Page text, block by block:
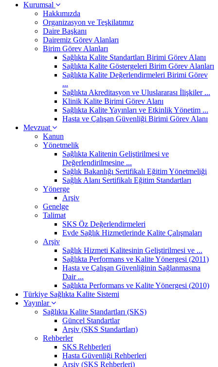
Kurumsal
Hakkımızda
Organizasyon ve Teşkilatımız
Daire Başkanı
Dairemiz Görev Alanları
Birim Görev Alanları
Sağlıkta Kalite Standartları Birimi Görev Alanı
Sağlıkta Kalite Göstergeleri Birim Görev Alanları
Sağlıkta Kalite Değerlendirmeleri Birimi Görev
...
Sağlıkta Akreditasyon ve Uluslararası İlişkiler ...
Klinik Kalite Birimi Görev Alanı
Sağlıkta Kalite Yayınları ve Etkinlik Yönetim ...
Hasta ve Çalışan Güvenliği Birimi Görev Alanı
Mevzuat
Kanun
Yönetmelik
Sağlıkta Kalitenin Geliştirilmesi ve
Değerlendirilmesine ...
Sağlık Bakanlığı Sertifikalı Eğitim Yönetmeliği
Sağlık Alanı Sertifikalı Eğitim Standartları
Yönerge
Arşiv
Genelge
Talimat
SKS Öz Değerlendirmeleri
Evde Sağlık Hizmetlerinde Kalite Çalışmaları
Arşiv
Sağlık Hizmeti Kalitesinin Geliştirilmesi ve ...
Sağlıkta Performans ve Kalite Yönergesi (2011)
Hasta ve Çalışan Güvenliğinin Sağlanmasına
Dair ...
Sağlıkta Performans ve Kalite Yönergesi (2010)
Türkiye Sağlıkta Kalite Sistemi
Yayınlar
Sağlıkta Kalite Standartları (SKS)
Güncel Standartlar
Arşiv (SKS Standartları)
Rehberler
SKS Rehberleri
Hasta Güvenliği Rehberleri
Arşiv (SKS Rehberleri)